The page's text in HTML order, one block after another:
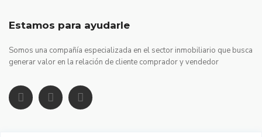
Estamos para ayudarle
Somos una compañía especializada en el sector inmobiliario que busca
generar valor en la relación de cliente comprador y vendedor